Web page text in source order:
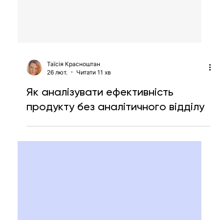
Таїсія Красноштан
26 лют.
Читати 11 хв
Як аналізувати ефективність
продукту без аналітичного відділу